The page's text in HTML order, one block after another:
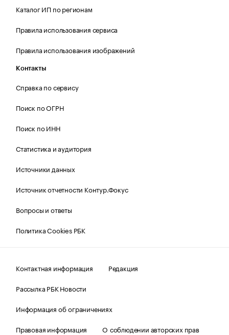
Каталог ИП по регионам
Правила использования сервиса
Правила использования изображений
Контакты
Справка по сервису
Поиск по ОГРН
Поиск по ИНН
Статистика и аудитория
Источники данных
Источник отчетности Контур.Фокус
Вопросы и ответы
Политика Cookies РБК
Контактная информация
Редакция
Рассылка РБК Новости
Информация об ограничениях
Правовая информация
О соблюдении авторских прав